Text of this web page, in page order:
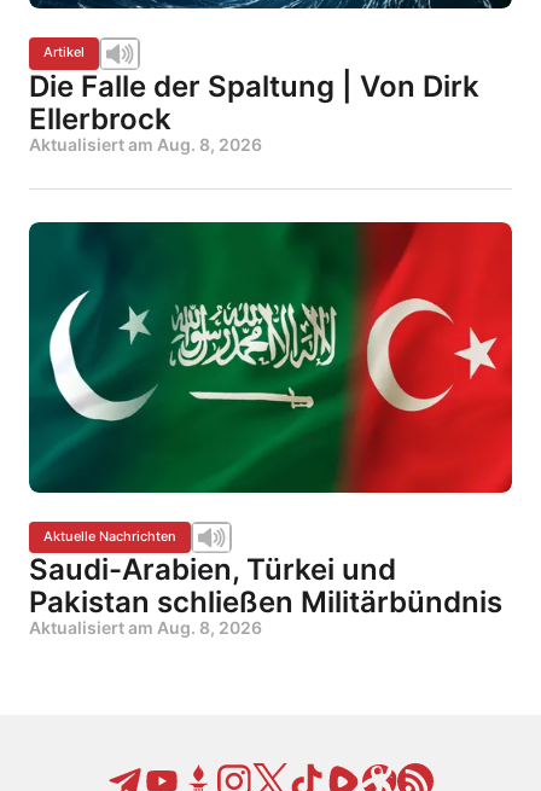
Artikel
Die Falle der Spaltung | Von Dirk
Ellerbrock
Aktualisiert am Aug. 8, 2026
Aktuelle Nachrichten
Saudi-Arabien, Türkei und
Pakistan schließen Militärbündnis
Aktualisiert am Aug. 8, 2026